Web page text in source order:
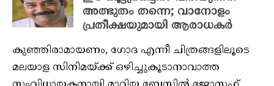
അത്ഭുതം തന്നെ; വാനോളം
പ്രതീക്ഷയുമായി ആരാധകർ
കുഞ്ഞിരാമായണം, ഗോദ എന്നീ ചിത്രങ്ങളിലൂടെ
മലയാള സിനിമയ്ക്ക് ഒഴിച്ചുകൂടാനാവാത്ത